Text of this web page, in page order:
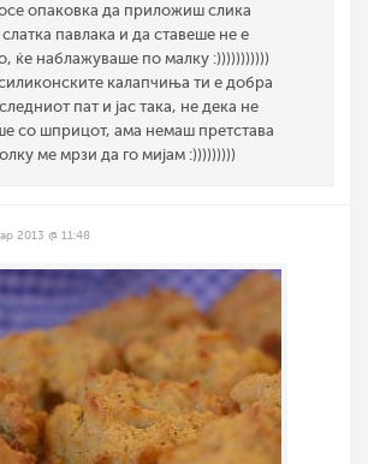
опаковка да приложиш слика
слатка павлака и да ставеше не е
ќе наблажуваше по малку :)))))))))))
калапчиња ти е добра
пат и јас така, не дека не
со шприцот, ама немаш претстава
ме мрзи да го мијам :)))))))))
2013 @ 11:48